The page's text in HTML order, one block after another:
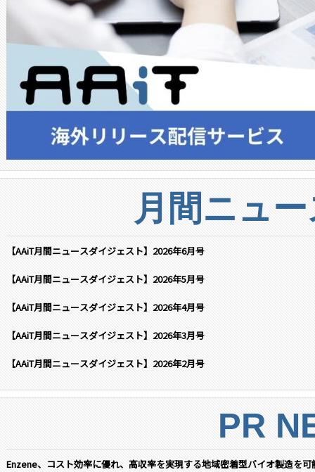
月間ニュ
【AAiT月間ニュースダイジェスト】2026年6月号
【AAiT月間ニュースダイジェスト】2026年5月号
【AAiT月間ニュースダイジェスト】2026年4月号
【AAiT月間ニュースダイジェスト】2026年3月号
【AAiT月間ニュースダイジェスト】2026年2月号
PR
Enzene、コスト効率に優れ、高収率を実現する地域密着型バイオ製造を